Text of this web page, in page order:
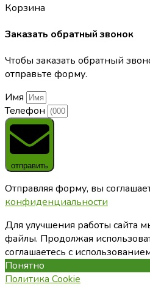
Корзина
Заказать обратный звонок
Чтобы заказать обратный
отправьте форму.
Имя
Телефон
отправить
Отправляя форму, вы
конфиденциальности
Для улучшения работы сайта
файлы. Продолжая
соглашаетесь с
Понятно
Политика Cookie